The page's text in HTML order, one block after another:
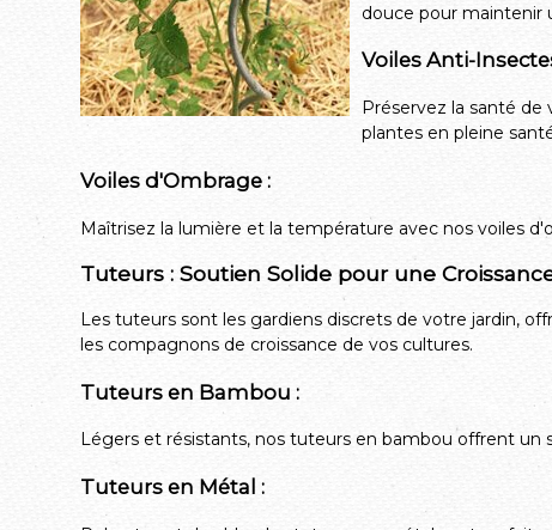
douce pour maintenir
Voiles Anti-
Préservez la santé de
plantes en pleine
Voiles d'Ombrage :
Maîtrisez la lumière et la température avec nos voiles
Tuteurs : Soutien Solide pour une
Les tuteurs sont les gardiens discrets de votre jardin,
les compagnons de croissance de vos cultures.
Tuteurs en Bambou :
Légers et résistants, nos tuteurs en bambou offrent
Tuteurs en Métal :